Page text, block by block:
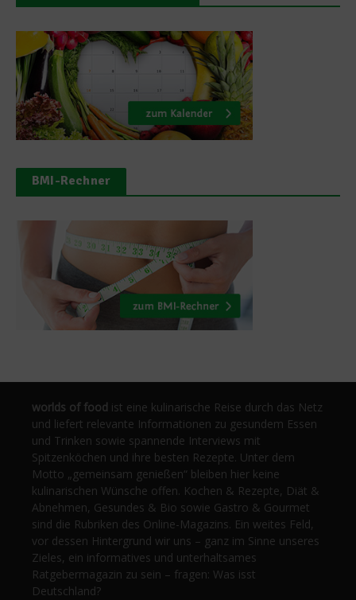
BMI-Rechner
worlds of food ist eine kulinarische Reise durch das Netz
und liefert relevante Informationen zu gesundem Essen
und Trinken sowie spannende Interviews mit
Spitzenköchen und ihre besten Rezepte. Unter dem
Motto „gemeinsam genießen“ bleiben hier keine
kulinarischen Wünsche offen. Kochen & Rezepte, Diät &
Abnehmen, Gesundes & Bio sowie Gastro & Gourmet
sind die Rubriken des Online-Magazins. Ein weites Feld,
vor dessen Hintergrund wir uns – ganz im Sinne unseres
Zieles, ein informatives und unterhaltsames
Ratgebermagazin zu sein – fragen: Was isst
Deutschland?